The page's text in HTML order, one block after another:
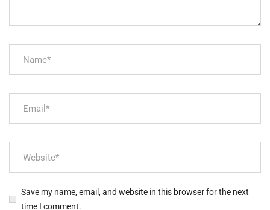
Save my name, email, and website in this browser for the next
time I comment.